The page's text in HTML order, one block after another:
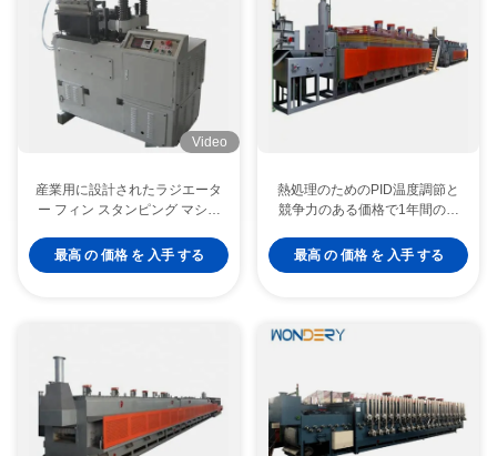
Video
産業用に設計されたラジエータ
ー フィン スタンピング マシン
ィンを生産ラインに提供
最高 の 価格 を 入手 する
熱処理のためのPID温度調節と
競争力のある価格で1年間の保
最高 の 価格 を 入手 する